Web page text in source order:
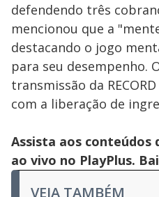
defendendo três
mencionou que a
destacando o jogo
para seu desempenho.
transmissão da
com a liberação de
Assista aos conteúdos
ao vivo no PlayPlus.
VEJA TAMBÉM